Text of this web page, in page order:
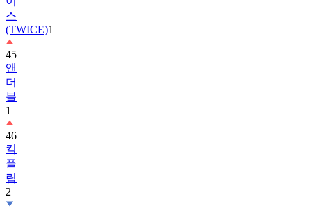
(TWICE)
45
앤
더
블
1
46
킥
플
립
2
47
레